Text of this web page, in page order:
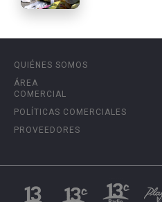
QUIÉNES SOMOS
ÁREA
COMERCIAL
POLÍTICAS COMERCIALES
PROVEEDORES